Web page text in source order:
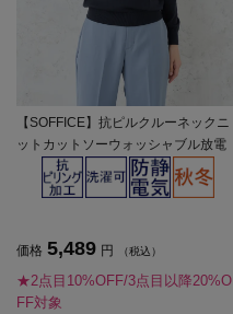
【SOFFICE】抗ピルクルーネックニ
ットカットソーウォッシャブル放電
抗ピリング秋冬【レディース】
価格 5,489 円 （税込）
★2点目10%OFF/3点目以降20%O
FF対象